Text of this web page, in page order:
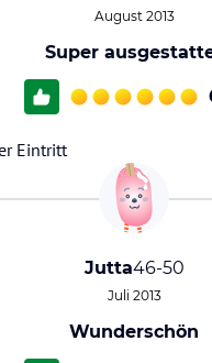
August 2013
Super
Eintritt
Jutta46-50
Juli 2013
Wunderschön